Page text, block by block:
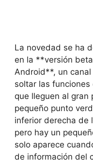
La novedad se ha
en la **versión
Android**, un
soltar las
que lleguen al gran
pequeño punto
inferior derecha de
pero hay un
solo aparece
de información del